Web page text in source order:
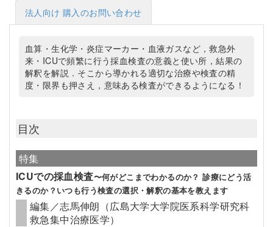
法人向け 購入のお問い合わせ
血算・生化学・炎症マーカー・血液ガスなど，救急外
来・ICUで頻繁に行う採血検査の意義と使い所，結果の
解釈を解説．そこから導かれる適切な治療や検査の精
度・限界も押さえ，意味ある検査ができるようになる！
目次
特集
ICUでの採血検査〜何がどこまでわかるのか？ 診療にどう活
きるのか？いつも行う検査の選択・解釈の基本を教えます
編集／志馬伸朗（広島大学大学院医系科学研究科
救急集中治療医学）